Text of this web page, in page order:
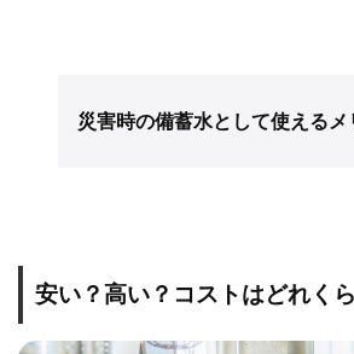
災害時の備蓄水として使えるメ
安い？高い？コストはどれく